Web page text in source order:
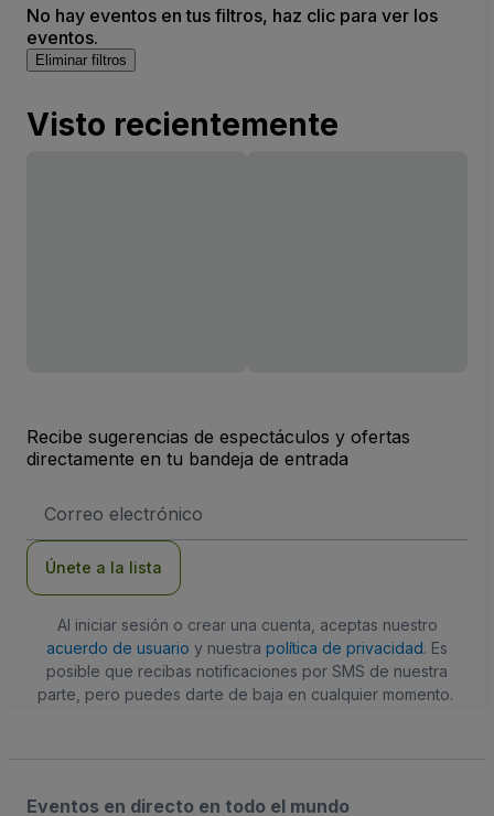
No hay eventos en tus filtros, haz clic para ver los
eventos.
Eliminar filtros
Visto recientemente
Recibe sugerencias de espectáculos y ofertas
directamente en tu bandeja de entrada
de
Únete a la lista
Al iniciar sesión o crear una cuenta, aceptas nuestro
acuerdo de usuario y nuestra política de privacidad. Es
posible que recibas notificaciones por SMS de nuestra
parte, pero puedes darte de baja en cualquier momento.
Eventos en directo en todo el mundo